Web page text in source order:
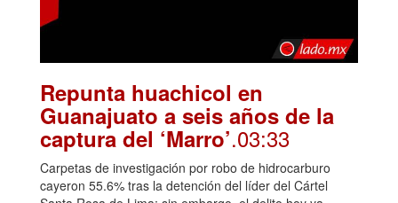
Repunta huachicol en
Guanajuato a seis años de la
captura del ‘Marro’.03:33
Carpetas de investigación por robo de hidrocarburo
cayeron 55.6% tras la detención del líder del Cártel